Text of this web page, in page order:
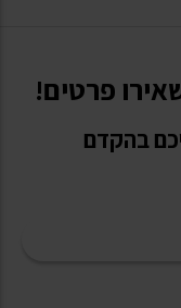
פרטים!
בהקדם